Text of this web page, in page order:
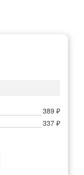
389 ₽
337 ₽